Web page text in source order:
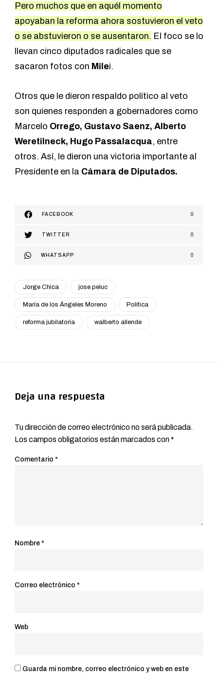
Pero muchos que en aquél momento
apoyaban la reforma ahora sostuvieron el veto
o se abstuvieron o se ausentaron. El foco se lo
llevan cinco diputados radicales que se
sacaron fotos con Milei.
Otros que le dieron respaldo político al veto
son quienes responden a gobernadores como
Marcelo Orrego, Gustavo Saenz, Alberto
Weretilneck, Hugo Passalacqua, entre
otros. Así, le dieron una victoria importante al
Presidente en la Cámara de Diputados.
FACEBOOK 0
TWITTER 0
WHATSAPP 0
Jorge Chica jose peluc
María de los Ángeles Moreno Política
reforma jubilatoria walberto allende
Deja una respuesta
Tu dirección de correo electrónico no será publicada.
Los campos obligatorios están marcados con*
Comentario *
Nombre *
Correo electrónico *
Web
Guarda mi nombre, correo electrónico y web en este